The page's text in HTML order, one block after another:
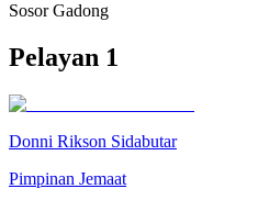
Sosor Gadong
Pelayan 1
Donni Rikson Sidabutar
Pimpinan Jemaat